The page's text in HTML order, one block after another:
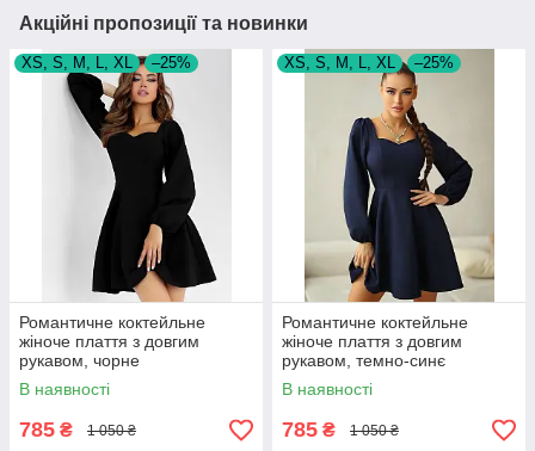
Акційні пропозиції та новинки
XS, S, M, L, XL –25%
Романтичне коктейльне
жіноче плаття з довгим
рукавом, чорне
В наявності
785 ₴ 1 050 ₴
XS, S, M, L, XL –25%
Романтичне коктейльне
жіноче плаття з довгим
рукавом, темно-синє
В наявності
785 ₴ 1 050 ₴